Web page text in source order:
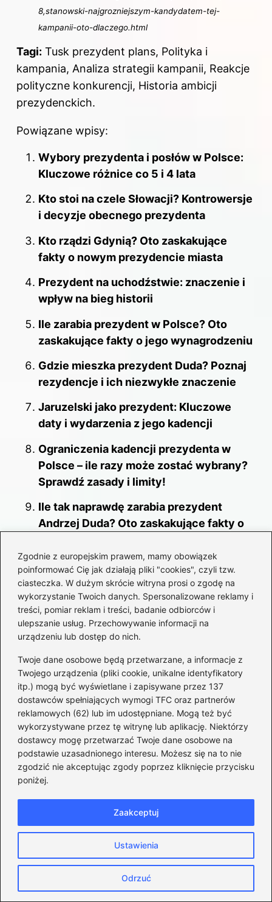
Zgodnie z europejskim prawem, mamy obowiązek
poinformować Cię jak działają pliki "cookies", czyli tzw.
ciasteczka. W dużym skrócie witryna prosi o zgodę na
wykorzystanie Twoich danych. Spersonalizowane reklamy i
treści, pomiar reklam i treści, badanie odbiorców i
ulepszanie usług. Przechowywanie informacji na
urządzeniu lub dostęp do nich.
Twoje dane osobowe będą przetwarzane, a informacje z
Twojego urządzenia (pliki cookie, unikalne identyfikatory
itp.) mogą być wyświetlane i zapisywane przez 137
dostawców spełniających wymogi TFC oraz partnerów
reklamowych (62) lub im udostępniane. Mogą też być
wykorzystywane przez tę witrynę lub aplikację. Niektórzy
dostawcy mogę przetwarzać Twoje dane osobowe na
podstawie uzasadnionego interesu. Możesz się na to nie
zgodzić nie akceptując zgody poprzez kliknięcie przycisku
poniżej.
Ustawienia
Odrzuć
Zaakceptuj
8,stanowski-najgrozniejszym-kandydatem-tej-
kampanii-oto-dlaczego.html
Tagi: Tusk prezydent plans, Polityka i
kampania, Analiza strategii kampanii, Reakcje
polityczne konkurencji, Historia ambicji
prezydenckich.
Powiązane wpisy:
Wybory prezydenta i posłów w Polsce:
Kluczowe różnice co 5 i 4 lata
Kto stoi na czele Słowacji? Kontrowersje
i decyzje obecnego prezydenta
Kto rządzi Gdynią? Oto zaskakujące
fakty o nowym prezydencie miasta
Prezydent na uchodźstwie: znaczenie i
wpływ na bieg historii
Ile zarabia prezydent w Polsce? Oto
zaskakujące fakty o jego wynagrodzeniu
Gdzie mieszka prezydent Duda? Poznaj
rezydencje i ich niezwykłe znaczenie
Jaruzelski jako prezydent: Kluczowe
daty i wydarzenia z jego kadencji
Ograniczenia kadencji prezydenta w
Polsce – ile razy może zostać wybrany?
Sprawdź zasady i limity!
Ile tak naprawdę zarabia prezydent
Andrzej Duda? Oto zaskakujące fakty o
Jacek Sutryk i jego osiągnięcia – kto stoi
na czele Wrocławia?
Monika Sanacka
Jestem twórczynią bloga orgs.pl — miejsca, w którym
polityka przestaje być hermetycznym światem dla
wtajemniczonych, a staje się przestrzenią do dyskusji,
analiz i zrozumienia tego, co dzieje się w Polsce. Interesują
mnie kulisy działania władzy, decyzje ustawodawcze,
codzienne życie obywateli. Na blogu piszę o Sejmie i
Senacie, prezydencie, PiS, Koalicji Obywatelskiej,
Konfederacji i wszystkich tych, którzy kształtują krajową
scenę polityczną — od wielkich reform po pozornie drobne
poprawki ustawowe.
Ile naprawdę zarabia prezydent Warszawy?